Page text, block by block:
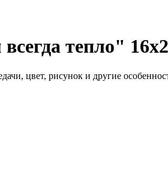
тепло"
цвет, рисунок и другие